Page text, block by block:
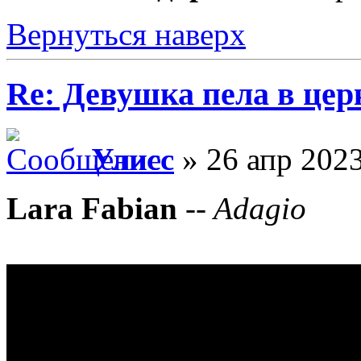
Вернуться наверх
Re: Девушка пела в
Улисс » 26 апр
Lara Fabian --Adagio